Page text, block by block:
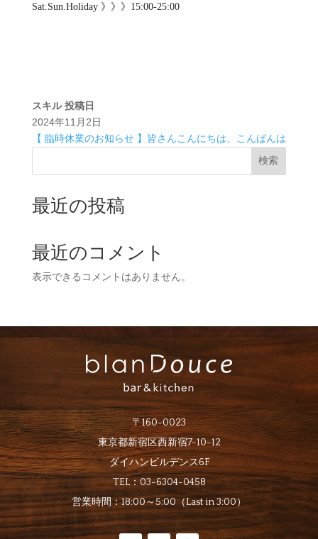
Sat.Sun.Holiday 》》》15:00-25:00
スキル 投稿日
2024年11月2日
【 臨時休業のお知らせ 】 皆さんこんにちは、こんばんは
検索
最近の投稿
最近のコメント
表示できるコメントはありません。
〒160-0023
東京都新宿区西新宿7-10-12
ダイハンビルデンス6F
TEL：03-6304-0458
営業時間：18:00～5:00（Last in 3:00）